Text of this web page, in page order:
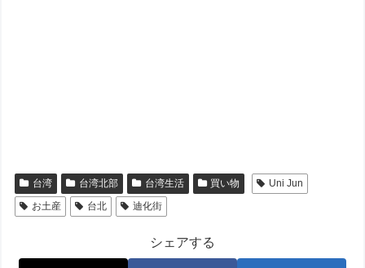
台湾 台湾北部 台湾生活 買い物
Uni Jun
お土産
台北 迪化街
シェアする